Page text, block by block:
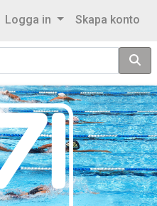
Logga in Skapa konto
Sök